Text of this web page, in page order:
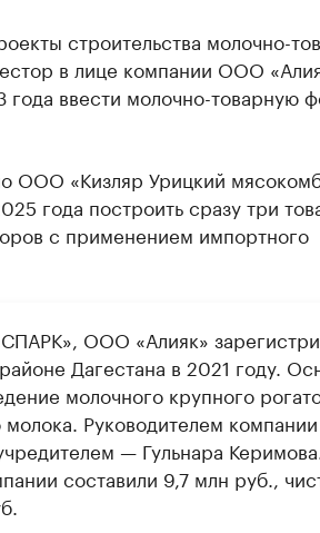
строительства молочно-
в лице компании ООО
года ввести молочно-товарную
ООО «Кизляр Урицкий
года построить сразу три
с применением импортного
ООО «Алияк»
Дагестана в 2021 году.
молочного крупного
Руководителем компании
— Гульнара
составили 9,7 млн руб.,